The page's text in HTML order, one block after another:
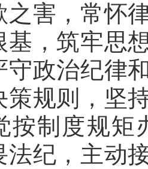
之害，常怀
基，筑牢思
守政治纪律
策规则，坚
按制度规矩
法纪，主动